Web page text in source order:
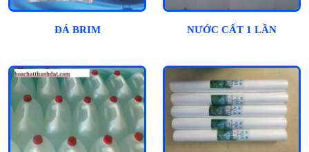
ĐÁ BRIM NƯỚC CẤT 1 LẦN